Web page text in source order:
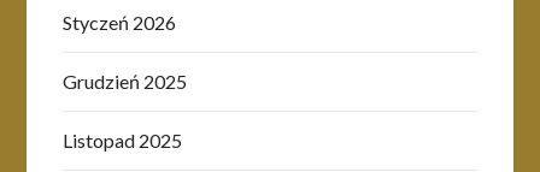
Styczeń 2026
Grudzień 2025
Listopad 2025